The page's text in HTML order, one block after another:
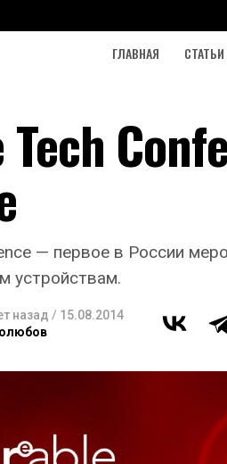
ГЛАВНАЯ СТАТЬИ
Tech
— первое в России
устройствам.
назад / 15.08.2014